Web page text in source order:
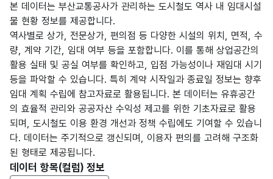
본 데이터는 부산교통공사가 관리하는 도시철도 역사 내 임대시설
물 현황 정보를 제공합니다.
역사별로 상가, 전문상가, 편의점 등 다양한 시설의 위치, 면적, 수
량, 계약 기간, 임대 여부 등을 포함합니다. 이를 통해 상업공간의
활용 실태 및 공실 여부를 확인하고, 입점 가능성이나 재임대 시기
등을 파악할 수 있습니다. 특히 계약 시작일과 종료일 정보는 향후
임대 계획 수립에 참고자료로 활용됩니다. 본 데이터는 유휴공간
의 효율적 관리와 공공자산 수익성 제고를 위한 기초자료로 활용
되며, 도시철도 이용 환경 개선과 정책 수립에도 기여할 수 있습니
다. 데이터는 주기적으로 갱신되며, 이용자 편의를 고려해 구조화
된 형태로 제공됩니다.
데이터 항목(컬럼) 정보